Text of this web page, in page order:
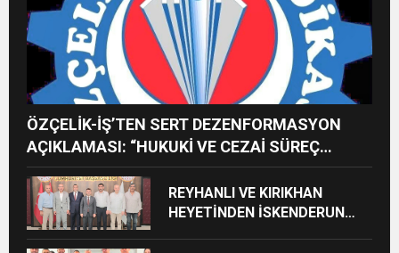
ÖZÇELİK-İŞ’TEN SERT DEZENFORMASYON
AÇIKLAMASI: “HUKUKİ VE CEZAİ SÜREÇ
BAŞLATILDI”
REYHANLI VE KIRIKHAN
HEYETİNDEN İSKENDERUN